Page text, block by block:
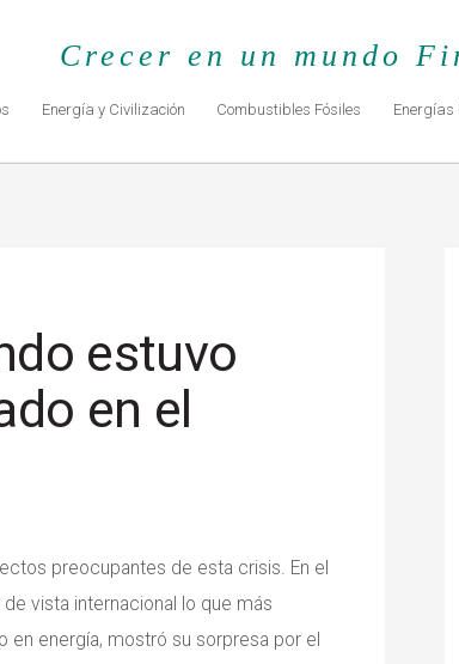
Crecer en un mundo
Energía y Civilización Combustibles Fósiles Energías
estuvo
en el
preocupantes de esta crisis. En el
vista internacional lo que más
energía, mostró su sorpresa por el